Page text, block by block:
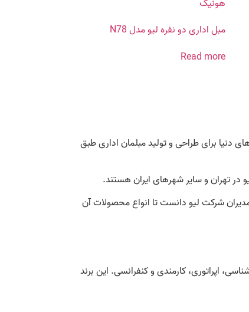
مبل اداری دو نفره لیو مدل N78
Read more
دنیا برای طراحی و تولید مبلمان اداری طبق
شرکت لیو دانست تا انواع محصولات آن
اپراتوری، کارمندی و کنفرانسی. این برند